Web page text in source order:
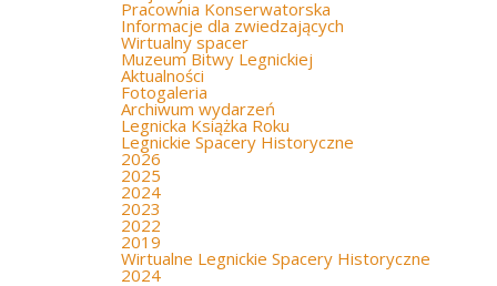
Pracownia Konserwatorska
Informacje dla zwiedzających
Wirtualny spacer
Muzeum Bitwy Legnickiej
Aktualności
Fotogaleria
Archiwum wydarzeń
Legnicka Książka Roku
Legnickie Spacery Historyczne
2026
2025
2024
2023
2022
2019
Wirtualne Legnickie Spacery Historyczne
2024